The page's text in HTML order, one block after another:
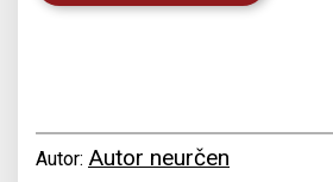
Autor: Autor neurčen